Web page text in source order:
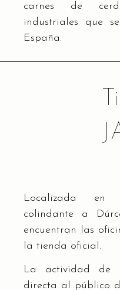
carnes de
industriales que
España.
Localizada en
colindante a
encuentran las
la tienda oficial.
La actividad de
directa al público